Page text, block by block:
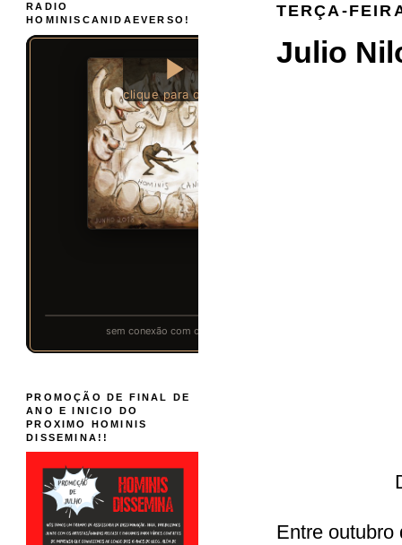
TERÇA-
Julio
Entre outubro
RADIO
HOMINISCANIDAEVERSO!
PROMOÇÃO DE FINAL DE
ANO E INICIO DO
PROXIMO HOMINIS
DISSEMINA!!